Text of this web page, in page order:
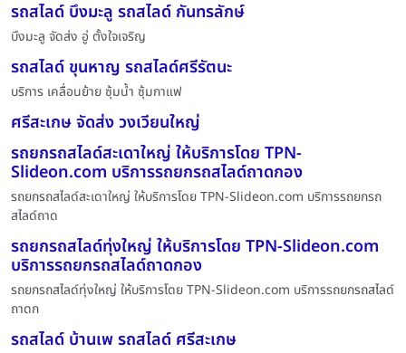
รถสไลด์ บึงมะลู รถสไลด์ กันทรลักษ์
บึงมะลู จัดส่ง อู่ ตั้งใจเจริญ
รถสไลด์ ขุนหาญ รถสไลด์ศรีรัตนะ
บริการ เคลื่อนย้าย ซุ้มน้ำ ซุ้มกาแฟ
ศรีสะเกษ จัดส่ง วงเวียนใหญ่
รถยกรถสไลด์สะเดาใหญ่ ให้บริการโดย TPN-
Slideon.com บริการรถยกรถสไลด์ถาดกอง
รถยกรถสไลด์สะเดาใหญ่ ให้บริการโดย TPN-Slideon.com บริการรถยกรถ
สไลด์ถาด
รถยกรถสไลด์ทุ่งใหญ่ ให้บริการโดย TPN-Slideon.com
บริการรถยกรถสไลด์ถาดกอง
รถยกรถสไลด์ทุ่งใหญ่ ให้บริการโดย TPN-Slideon.com บริการรถยกรถสไลด์
ถาดก
รถสไลด์ บ้านเพ รถสไลด์ ศรีสะเกษ